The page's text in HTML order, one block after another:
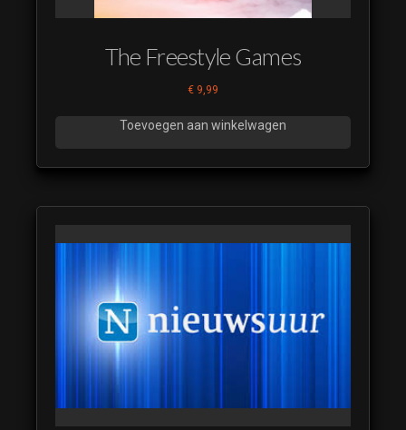
The Freestyle Games
€ 9,99
Toevoegen aan winkelwagen